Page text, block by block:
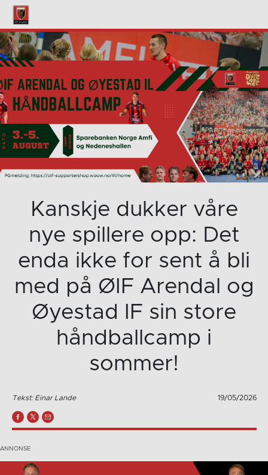
Kanskje dukker våre
nye spillere opp: Det
enda ikke for sent å bli
med på ØIF Arendal og
Øyestad IF sin store
håndballcamp i
sommer!
Tekst: Einar Lande 19/05/2026